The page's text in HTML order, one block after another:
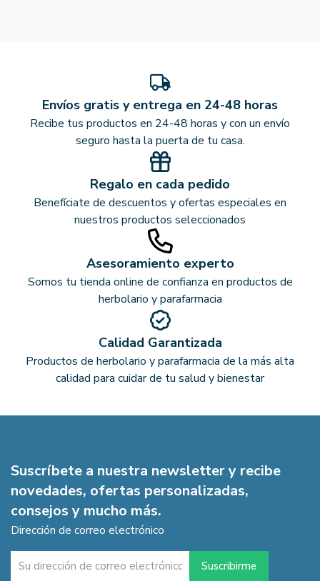
Envíos gratis y entrega en 24-48 horas
Recibe tus productos en 24-48 horas y con un envío
seguro hasta la puerta de tu casa.
Regalo en cada pedido
Benefíciate de descuentos y ofertas especiales en
nuestros productos seleccionados
Asesoramiento experto
Somos tu tienda online de confianza en productos de
herbolario y parafarmacia
Calidad Garantizada
Productos de herbolario y parafarmacia de la más alta
calidad para cuidar de tu salud y bienestar
Suscríbete a nuestra newsletter y recibe
novedades, ofertas personalizadas,
consejos y mucho más.
Dirección de correo electrónico